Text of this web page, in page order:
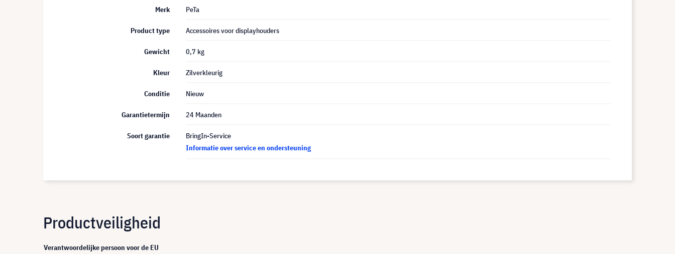
Merk PeTa
Product type Accessoires voor displayhouders
Gewicht 0,7 kg
Kleur Zilverkleurig
Conditie Nieuw
Garantietermijn 24 Maanden
Soort garantie
BringIn-Service
Informatie over service en ondersteuning
Productveiligheid
Verantwoordelijke persoon voor de EU